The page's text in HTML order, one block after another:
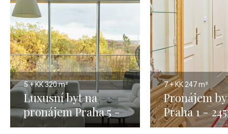
5 + KK320 m²
Luxusní byt na
pronájem Praha 5 -
320m
7 + KK 247 m²
Pronájem
Praha 1 -